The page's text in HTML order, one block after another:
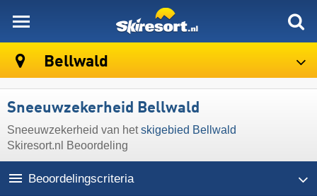
Bellwald
Sneeuwzekerheid Bellwald
Sneeuwzekerheid van hetskigebied Bellwald
Skiresort.nl Beoordeling
Beoordelingscriteria